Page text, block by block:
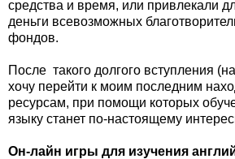
средства и время, или привлекали
деньги всевозможных
фондов.
После такого долгого вступления
хочу перейти к моим последним
ресурсам, при помощи которых
языку станет по-настоящему
Он-лайн игры для изучения